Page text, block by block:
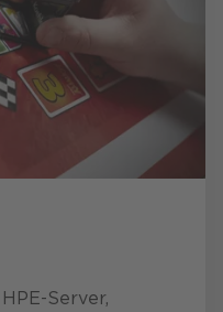
Server,